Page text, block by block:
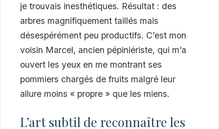
je trouvais inesthétiques. Résultat : des
arbres magnifiquement taillés mais
désespérément peu productifs. C’est mon
voisin Marcel, ancien pépiniériste, qui m’a
ouvert les yeux en me montrant ses
pommiers chargés de fruits malgré leur
allure moins « propre » que les miens.
L’art subtil de reconnaître les